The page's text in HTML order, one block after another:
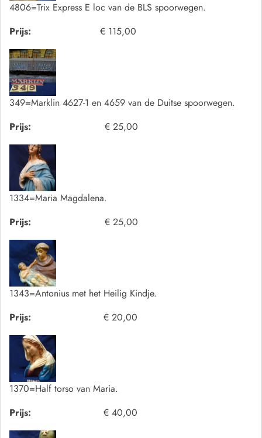
4806=Trix Express E loc van de BLS spoorwegen.
Prijs:
€ 115,00
349=Marklin 4627-1 en 4659 van de Duitse spoorwegen.
Prijs:
€ 25,00
1334=Maria Magdalena.
Prijs:
€ 25,00
1343=Antonius met het Heilig Kindje.
Prijs:
€ 20,00
1370=Half torso van Maria.
Prijs:
€ 40,00